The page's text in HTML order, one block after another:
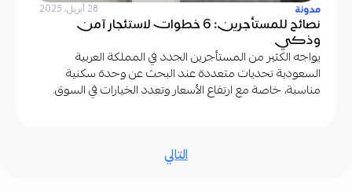
مدونة 28 أبريل، 2025
نصائح للمستأجرين: 6 خطوات لاستئجار آمن
وذكي
يواجه الكثير من المستأجرين الجدد في المملكة العربية
السعودية تحديات متعددة عند البحث عن وحدة سكنية
مناسبة، خاصة مع ارتفاع الأسعار وتعدد الخيارات في السوق.
التالي